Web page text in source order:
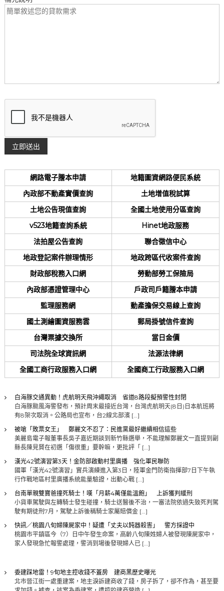
網路電子謄本申請
地籍圖資網路便民系統
內政部不動產實價查詢
土地增值稅試算
土地公告現值查詢
全國土地使用分區查詢
v523地籍查詢系統
Hinet地政服務
法拍屋公告查詢
聯合徵信中心
地政登記案件辦理情形
地政跨區代收案件查詢
財政部稅務入口網
勞動部勞工保險局
內政部憑證管理中心
戶政司戶籍謄本申請
監理服務網
動產擔保交易線上查詢
國土測繪圖資服務雲
郵局掛號信件查詢
台灣票據交換所
當日金價
司法院全球資訊網
法源法律網
全國工商行政服務入口網
全國商工行政服務入口網
白海豚交通異動！虎航明天飛沖繩取消 省道8路段擬預警性封閉
白海豚颱風海警發布，預計周末最接近台灣，台灣虎航明天(8日)日本航班將
有8架次取消。公路局也宣布，台2線北部濱 […]
被嗆「敗票女王」 鄭麗文不忍了：民進黨最好繼續相信這些
美麗島電子報董事長吳子嘉近期談到新竹縣選舉，不能理解鄭麗文一直提到副
縣長陳見賢在初選「傷很重」要幹嘛，更批評「 […]
漢光42號演習第3天！金防部啟動村里廣播 強化軍民聯防
國軍「漢光42號演習」實兵演練進入第3日，陸軍金門防衛指揮部7日下午執
行作戰地區村里廣播系統能量驗證，出動心戰 […]
台南單親雙寶爸撞死騎士！嘆「月薪4萬僅能溫飽」 上訴獲判緩刑
小貨車駕駛與左轉騎士發生碰撞，騎士送醫後不治，一審法院依過失致死判駕
駛有期徒刑7月，駕駛上訴後稱騎士家屬賠償金 […]
快訊／桃園八旬婦陳屍家中！疑遭「丈夫以鈍器殺害」 警方採證中
桃園市平鎮區今（7）日中午發生命案，高齡八旬陳姓婦人被發現陳屍家中，
家人發現急忙報警處理，警消到場後發現婦人已 […]
委建踩地雷！9旬地主控收錢不蓋房 建商黑歷史曝光
北市晉江街一處重建案，地主淚訴建商收了錢，房子拆了，卻不作為，甚至要